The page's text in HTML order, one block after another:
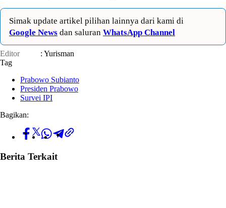
Simak update artikel pilihan lainnya dari kami di
Google News dan saluran WhatsApp Channel
Editor
: Yurisman
Tag
Prabowo Subianto
Presiden Prabowo
Survei IPI
Bagikan:
Berita Terkait